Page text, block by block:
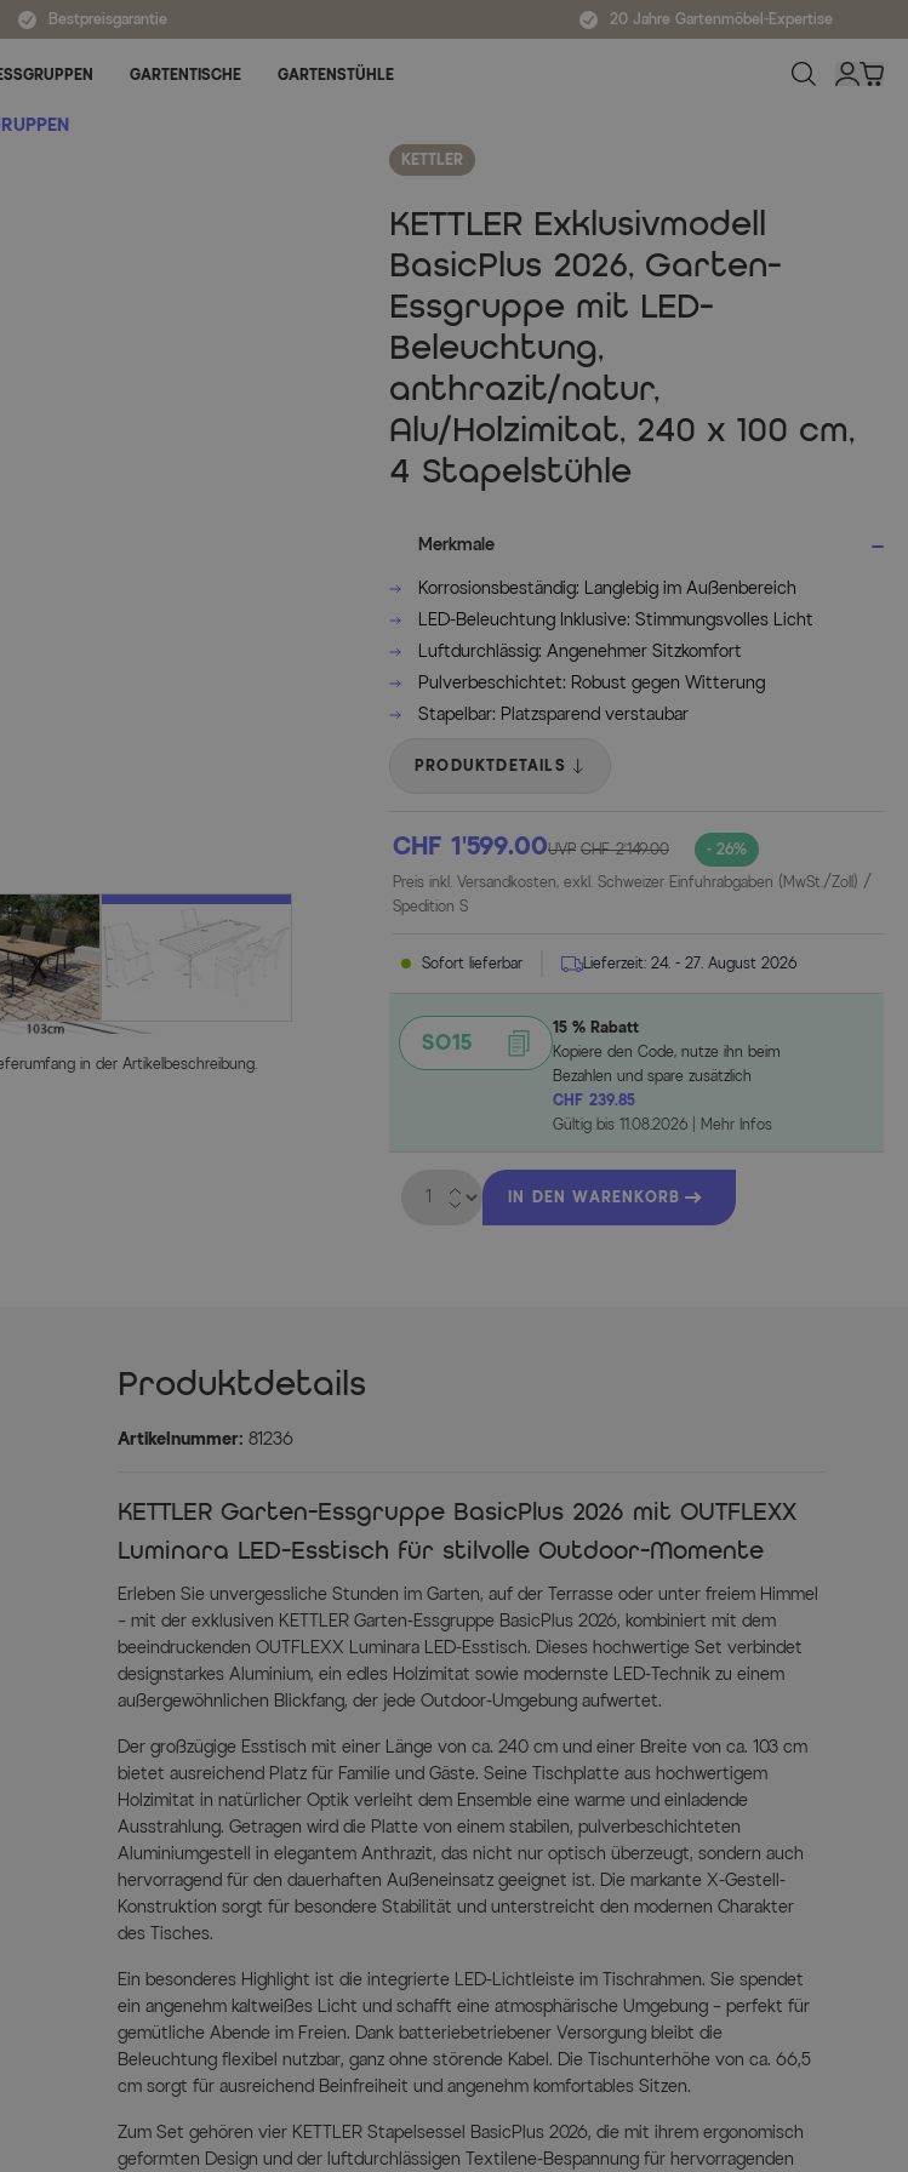
Bestpreisgarantie 20 Jahre Gartenmöbel-Expertise
GARTENTISCHE GARTENSTÜHLE
in der Artikelbeschreibung.
KETTLER
KETTLER Exklusivmodell
BasicPlus 2026, Garten-
Essgruppe mit LED-
Beleuchtung,
anthrazit/natur,
Alu/Holzimitat, 240 x 100 cm,
4 Stapelstühle
Merkmale
Korrosionsbeständig: Langlebig im Außenbereich
LED-Beleuchtung Inklusive: Stimmungsvolles Licht
Luftdurchlässig: Angenehmer Sitzkomfort
Pulverbeschichtet: Robust gegen Witterung
Stapelbar: Platzsparend verstaubar
PRODUKTDETAILS
CHF 1’599.00UVP CHF 2’149.00
- 26%
Preis inkl. Versandkosten, exkl. Schweizer Einfuhrabgaben (MwSt./Zoll) /
Spedition S
Sofort lieferbar Lieferzeit: 24. - 27. August 2026
SO15
15 % Rabatt
Kopiere den Code, nutze ihn beim
Bezahlen und spare zusätzlich
CHF 239.85
Gültig bis 11.08.2026 Mehr Infos
IN DEN WARENKORB
Produktdetails
Artikelnummer: 81236
KETTLER Garten-Essgruppe BasicPlus 2026 mit OUTFLEXX
Luminara LED-Esstisch für stilvolle Outdoor-Momente
Erleben Sie unvergessliche Stunden im Garten, auf der Terrasse oder unter freiem Himmel
– mit der exklusiven KETTLER Garten-Essgruppe BasicPlus 2026, kombiniert mit dem
beeindruckenden OUTFLEXX Luminara LED-Esstisch. Dieses hochwertige Set verbindet
designstarkes Aluminium, ein edles Holzimitat sowie modernste LED-Technik zu einem
außergewöhnlichen Blickfang, der jede Outdoor-Umgebung aufwertet.
Der großzügige Esstisch mit einer Länge von ca. 240 cm und einer Breite von ca. 103 cm
bietet ausreichend Platz für Familie und Gäste. Seine Tischplatte aus hochwertigem
Holzimitat in natürlicher Optik verleiht dem Ensemble eine warme und einladende
Ausstrahlung. Getragen wird die Platte von einem stabilen, pulverbeschichteten
Aluminiumgestell in elegantem Anthrazit, das nicht nur optisch überzeugt, sondern auch
hervorragend für den dauerhaften Außeneinsatz geeignet ist. Die markante X-Gestell-
Konstruktion sorgt für besondere Stabilität und unterstreicht den modernen Charakter
des Tisches.
Ein besonderes Highlight ist die integrierte LED-Lichtleiste im Tischrahmen. Sie spendet
ein angenehm kaltweißes Licht und schafft eine atmosphärische Umgebung – perfekt für
gemütliche Abende im Freien. Dank batteriebetriebener Versorgung bleibt die
Beleuchtung flexibel nutzbar, ganz ohne störende Kabel. Die Tischunterhöhe von ca. 66,5
cm sorgt für ausreichend Beinfreiheit und angenehm komfortables Sitzen.
Zum Set gehören vier KETTLER Stapelsessel BasicPlus 2026, die mit ihrem ergonomisch
geformten Design und der luftdurchlässigen Textilene-Bespannung für hervorragenden